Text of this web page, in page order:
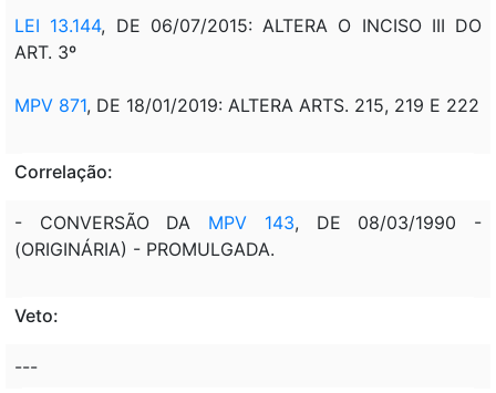
LEI 13.144, DE 06/07/2015: ALTERA O INCISO III DO
ART. 3º
MPV 871, DE 18/01/2019: ALTERA ARTS. 215, 219 E 222
Correlação:
- CONVERSÃO DA MPV 143, DE 08/03/1990 -
(ORIGINÁRIA) - PROMULGADA.
Veto:
---